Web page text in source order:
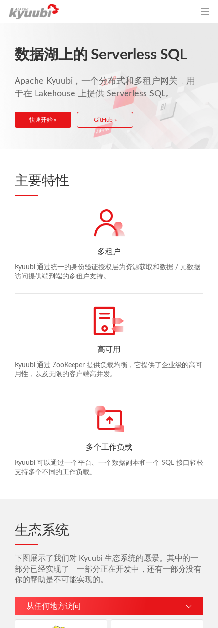
数据湖上的 Serverless SQL
Apache Kyuubi，一个分布式和多租户网关，用
于在 Lakehouse 上提供 Serverless SQL。
快速开始 » GitHub »
主要特性
多租户
Kyuubi 通过统一的身份验证授权层为资源获取和数据 / 元数据
访问提供端到端的多租户支持。
高可用
Kyuubi 通过 ZooKeeper 提供负载均衡，它提供了企业级的高可
用性，以及无限的客户端高并发。
多个工作负载
Kyuubi 可以通过一个平台、一个数据副本和一个 SQL 接口轻松
支持多个不同的工作负载。
生态系统
下图展示了我们对 Kyuubi 生态系统的愿景。其中的一
部分已经实现了，一部分正在开发中，还有一部分没有
你的帮助是不可能实现的。
从任何地方访问